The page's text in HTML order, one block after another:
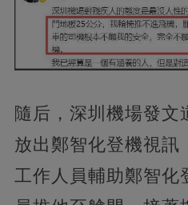
隨后，深圳機場發文
放出鄭智化登機視訊
工作人員輔助鄭智化